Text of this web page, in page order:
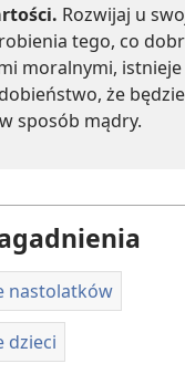
Rozwijaj u
robienia tego, co
moralnymi,
że
sposób mądry.
nastolatków
dzieci